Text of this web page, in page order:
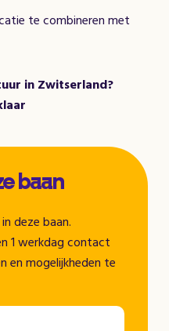
te combineren met
in Zwitserland?
baan
deze baan.
1 werkdag contact
en mogelijkheden te